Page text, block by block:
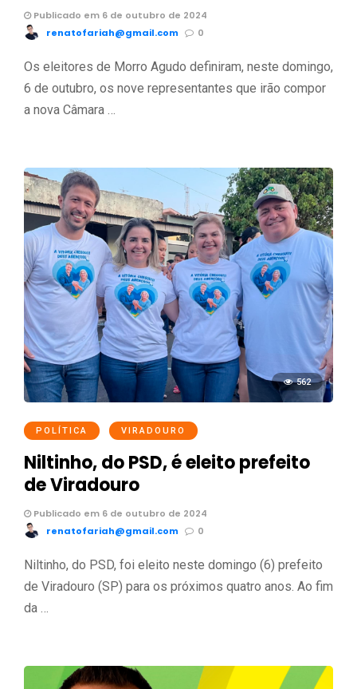
Publicado em 6 de outubro de 2024
renatofariah@gmail.com
0
Os eleitores de Morro Agudo definiram, neste domingo,
6 de outubro, os nove representantes que irão compor
a nova Câmara …
562
POLÍTICA VIRADOURO
Niltinho, do PSD, é eleito prefeito
de Viradouro
Publicado em 6 de outubro de 2024
renatofariah@gmail.com
0
Niltinho, do PSD, foi eleito neste domingo (6) prefeito
de Viradouro (SP) para os próximos quatro anos. Ao fim
da …